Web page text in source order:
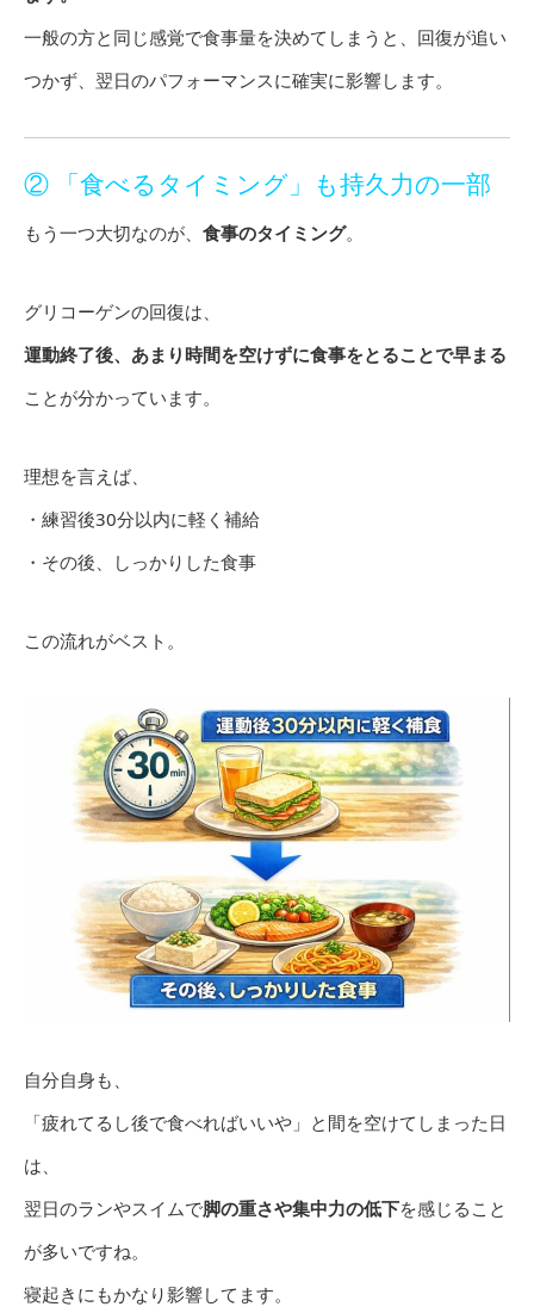
一般の方と同じ感覚で食事量を決めてしまうと、回復が追い
つかず、翌日のパフォーマンスに確実に影響します。
② 「食べるタイミング」も持久力の一部
もう一つ大切なのが、 食事のタイミング。
グリコーゲンの回復は、
運動終了後、あまり時間を空けずに食事をとることで早まる
ことが分かっています。
理想を言えば、
・練習後30分以内に軽く補給
・その後、しっかりした食事
この流れがベスト。
自分自身も、
「疲れてるし後で食べればいいや」と間を空けてしまった日
は、
翌日のランやスイムで脚の重さや集中力の低下を感じること
が多いですね。
寝起きにもかなり影響してます。